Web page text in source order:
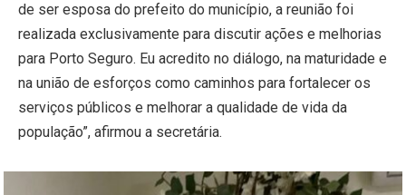
de ser esposa do prefeito do município, a reunião foi
realizada exclusivamente para discutir ações e melhorias
para Porto Seguro. Eu acredito no diálogo, na maturidade e
na união de esforços como caminhos para fortalecer os
serviços públicos e melhorar a qualidade de vida da
população”, afirmou a secretária.